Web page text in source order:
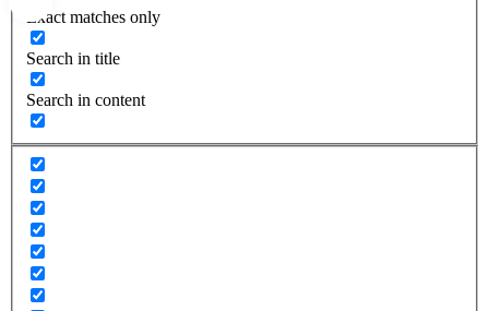
Exact matches only
Search in title
Search in content